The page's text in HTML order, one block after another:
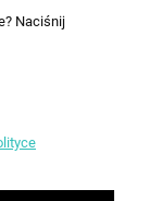
Naciśnij